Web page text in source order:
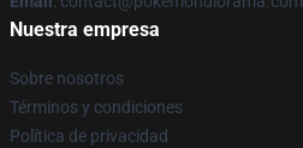
Nuestra empresa
Sobre nosotros
Términos y condiciones
Política de privacidad